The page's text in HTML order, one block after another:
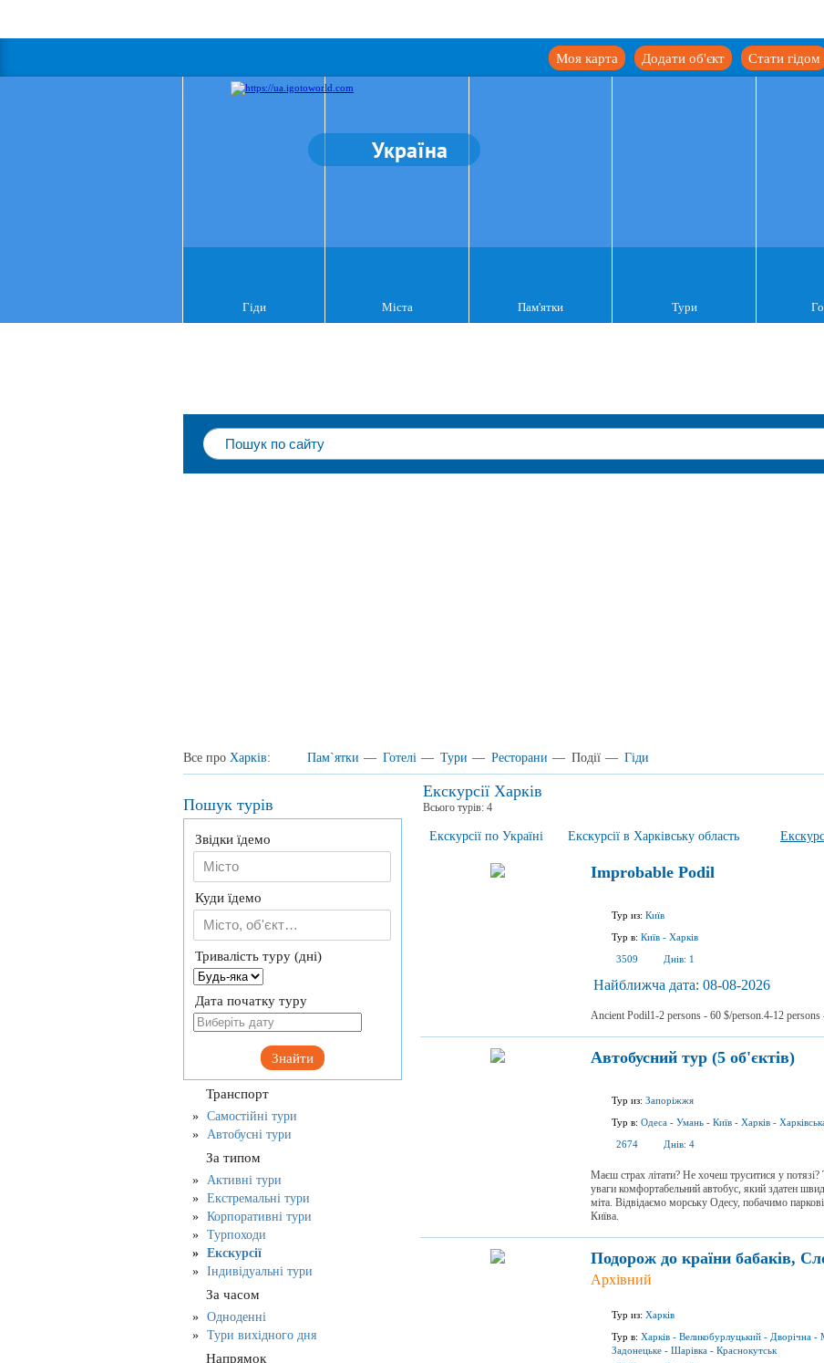
Стати гідом
Додати об'єкт
Моя карта
Україна
Гіди Міста Пам'ятки Тури
Все про Харків: Пам`ятки — Готелі — Тури — Ресторани — Події — Гіди
Екскурсії Харків
Всього турів: 4
Екскурсії по Україні Екскурсії в Харківську область
Improbable Podil
Тур из: Київ
Тур в: Київ - Харків
3509
Днів: 1
Найближча дата: 08-08-2026
Ancient Podil1-2 persons - 60 $/person.4-12 persons
Автобусний тур (5 об'єктів)
Тур из: Запоріжжя
Тур в: Одеса - Умань - Київ - Харків -
2674
Днів: 4
Маєш страх літати? Не хочеш труситися у
уваги комфортабельний автобус, який здатен
міта. Відвідаємо морську Одесу, побачимо
Київа.
Подорож до країни бабаків,
Архівний
Тур из: Харків
Тур в: Харків - Великобурлуцький - Дворічна -
Задонецьке - Шарівка - Краснокутськ
Пошук турів
Звідки їдемо
Куди їдемо
Тривалість туру (дні)
Дата початку туру
Знайти
Транспорт
Самостійні тури
Автобусні тури
За типом
Активні тури
Екстремальні тури
Корпоративні тури
Турпоходи
Екскурсії
Індивідуальні тури
За часом
Одноденні
Тури вихідного дня
Напрямок